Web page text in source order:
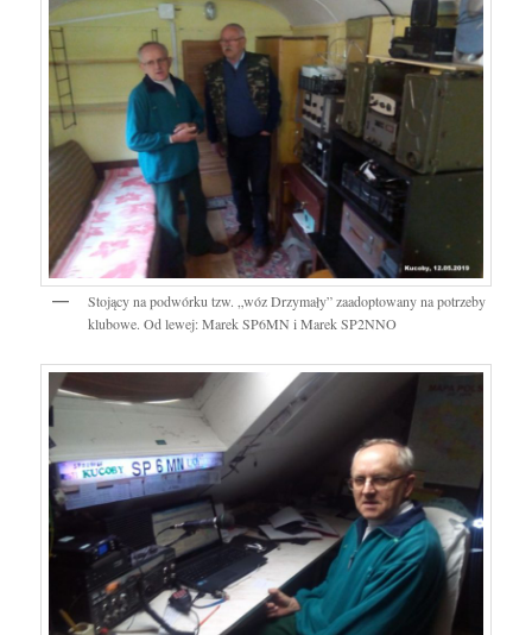
Stojący na podwórku tzw. „wóz Drzymały” zaadoptowany na potrzeby
klubowe. Od lewej: Marek SP6MN i Marek SP2NNO